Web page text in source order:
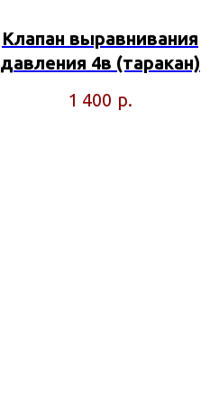
Клапан выравнивания
давления 4в (таракан)
1 400 р.